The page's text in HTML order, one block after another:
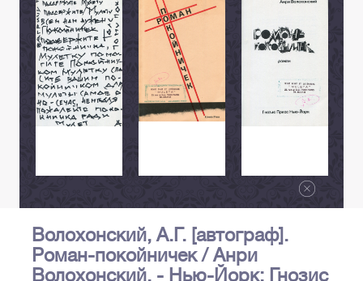
Волохонский, А.Г. [автограф].
Роман-покойничек / Анри
Волохонский. - Нью-Йорк: Гнозис